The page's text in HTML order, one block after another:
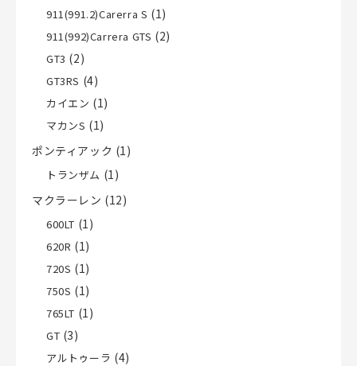
911(991.2)Carerra S (1)
911(992)Carrera GTS (2)
GT3 (2)
GT3RS (4)
カイエン (1)
マカンS (1)
ポンティアック (1)
トランザム (1)
マクラーレン (12)
600LT (1)
620R (1)
720S (1)
750S (1)
765LT (1)
GT (3)
アルトゥーラ (4)